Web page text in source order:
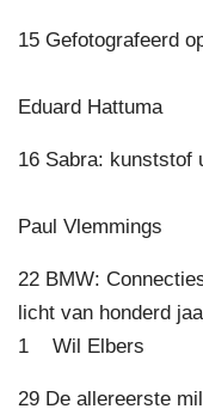
15
Eduard Hattuma
16 Sabra:
Paul Vlemmings
22 BMW:
licht van honderd
1 Wil Elbers
29 De